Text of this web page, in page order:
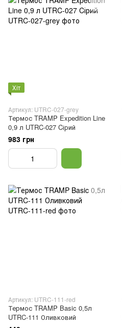
Хіт
Артикул: UTRC-027-grey
Термос TRAMP Expedition Line
0,9 л UTRC-027 Cірий
983 грн
Артикул: UTRC-111-red
Термос TRAMP Basic 0,5л
UTRC-111 Оливковий